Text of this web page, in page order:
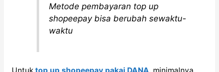
Metode pembayaran top up
shopeepay bisa berubah sewaktu-
waktu